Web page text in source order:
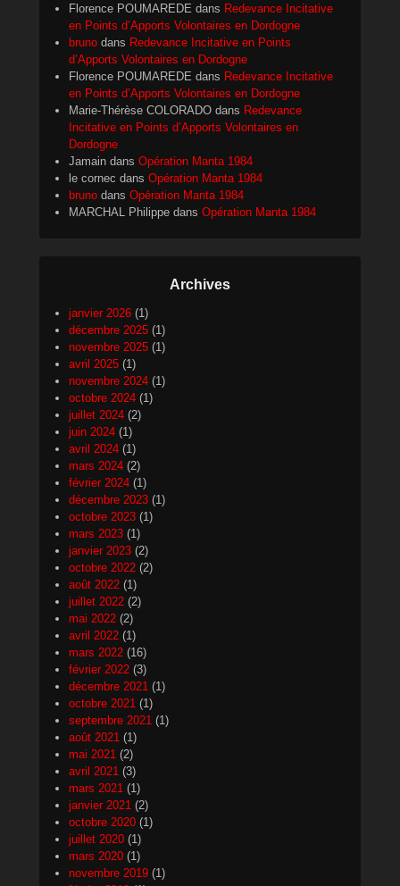
Florence POUMAREDE dans Redevance Incitative
en Points d’Apports Volontaires en Dordogne
bruno dans Redevance Incitative en Points
d’Apports Volontaires en Dordogne
Florence POUMAREDE dans Redevance Incitative
en Points d’Apports Volontaires en Dordogne
Marie-Thérèse COLORADO dans Redevance
Incitative en Points d’Apports Volontaires en
Dordogne
Jamain dans Opération Manta 1984
le cornec dans Opération Manta 1984
bruno dans Opération Manta 1984
MARCHAL Philippe dans Opération Manta 1984
Archives
janvier 2026 (1)
décembre 2025 (1)
novembre 2025 (1)
avril 2025 (1)
novembre 2024 (1)
octobre 2024 (1)
juillet 2024 (2)
juin 2024 (1)
avril 2024 (1)
mars 2024 (2)
février 2024 (1)
décembre 2023 (1)
octobre 2023 (1)
mars 2023 (1)
janvier 2023 (2)
octobre 2022 (2)
août 2022 (1)
juillet 2022 (2)
mai 2022 (2)
avril 2022 (1)
mars 2022 (16)
février 2022 (3)
décembre 2021 (1)
octobre 2021 (1)
septembre 2021 (1)
août 2021 (1)
mai 2021 (2)
avril 2021 (3)
mars 2021 (1)
janvier 2021 (2)
octobre 2020 (1)
juillet 2020 (1)
mars 2020 (1)
novembre 2019 (1)